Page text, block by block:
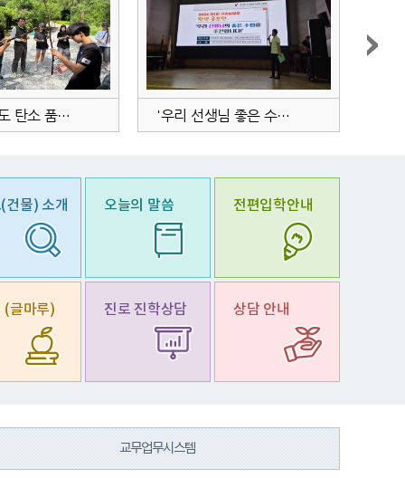
월 학교급식 안내
년도 여름방학 중 급식지원 신청 안내서
2026학년도 탄소 품은 숲에서 시작하는 그린미션 캠프 '우리 선생님 좋은 수업을 추천합니다.' 학생 공모전 수상 시상
건물) 소개 오늘의 말씀 전편입학안내
(글마루) 진로 진학상담 상담 안내
교무업무시스템